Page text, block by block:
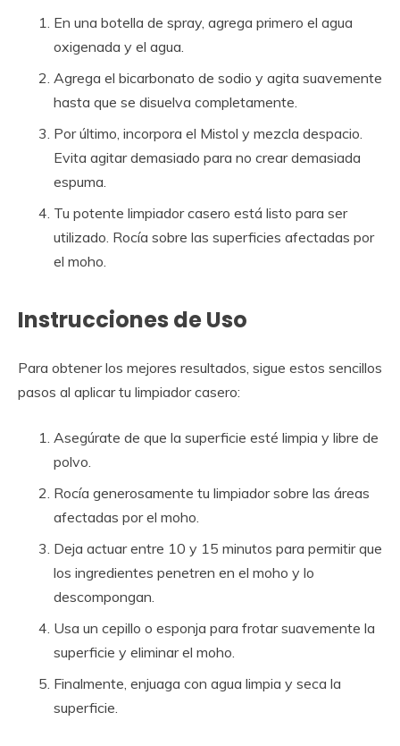
En una botella de spray, agrega primero el agua
oxigenada y el agua.
Agrega el bicarbonato de sodio y agita suavemente
hasta que se disuelva completamente.
Por último, incorpora el Mistol y mezcla despacio.
Evita agitar demasiado para no crear demasiada
espuma.
Tu potente limpiador casero está listo para ser
utilizado. Rocía sobre las superficies afectadas por
el moho.
Instrucciones de Uso
Para obtener los mejores resultados, sigue estos sencillos
pasos al aplicar tu limpiador casero:
Asegúrate de que la superficie esté limpia y libre de
polvo.
Rocía generosamente tu limpiador sobre las áreas
afectadas por el moho.
Deja actuar entre 10 y 15 minutos para permitir que
los ingredientes penetren en el moho y lo
descompongan.
Usa un cepillo o esponja para frotar suavemente la
superficie y eliminar el moho.
Finalmente, enjuaga con agua limpia y seca la
superficie.